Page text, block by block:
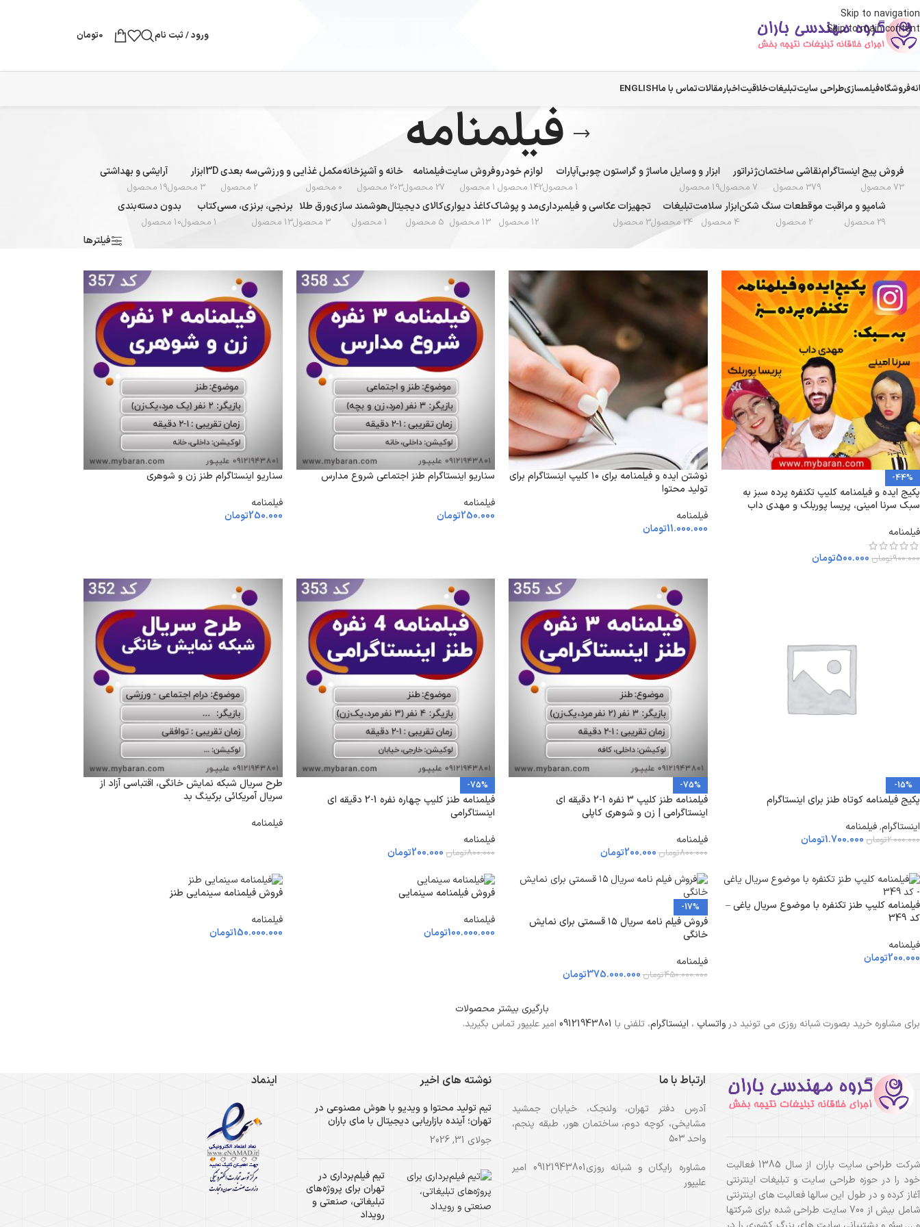
Skip to navigation
Skip to main content
ورود / ثبت نام 0تومان
فروشگاهفیلمسازیطراحی سایتتبلیغاتخلاقیتاخبارمقالاتتماس با ماENGLISH
فیلمنامه
فروش پیج اینستاگرام
73 محصول
نقاشی ساختمان
379 محصول
ژنراتور
7 محصول
ابزار و وسایل ماساژ و گراستون چوبی
19 محصول
آپارات
1 محصول
لوازم خودرو
142 محصول
فروش سایت
1 محصول
فیلمنامه
27 محصول
خانه و آشپزخانه
203 محصول
مکمل غذایی و ورزشی
0 محصول
سه بعدی 3D
2 محصول
ابزار
3 محصول
آرایشی و بهداشتی
19 محصول
شامپو و مراقبت مو
29 محصول
قطعات سنگ شکن
2 محصول
ابزار سلامت
4 محصول
تبلیغات
24 محصول
تجهیزات عکاسی و فیلمبرداری
3 محصول
مد و پوشاک
12 محصول
کاغذ دیواری
13 محصول
کالای دیجیتال
5 محصول
هوشمند سازی
1 محصول
ورق طلا
3 محصول
برنجی، برنزی، مسی
13 محصول
کتاب
1 محصول
بدون دسته‌بندی
10 محصول
فیلترها
-44%
پکیج ایده و فیلمنامه کلیپ تکنفره پرده سبز به
سبک سرنا امینی، پریسا پوربلک و مهدی داب
فیلمنامه
900.000تومان 500.000تومان
نوشتن ایده و فیلمنامه برای ۱۰ کلیپ اینستاگرام برای
تولید محتوا
فیلمنامه
11.000.000تومان
سناریو اینستاگرام طنز اجتماعی شروع مدارس
فیلمنامه
250.000تومان
سناریو اینستاگرام طنز زن و شوهری
فیلمنامه
250.000تومان
-15%
پکیج فیلمنامه کوتاه طنز برای اینستاگرام
اینستاگرام,فیلمنامه
2.000.000تومان 1.700.000تومان
-75%
فیلمنامه طنز کلیپ 3 نفره 1-2 دقیقه ای
اینستاگرامی | زن و شوهری کاپلی
فیلمنامه
800.000تومان200.000تومان
-75%
فیلمنامه طنز کلیپ چهاره نفره 1-2 دقیقه ای
اینستاگرامی
فیلمنامه
800.000تومان 200.000تومان
طرح سریال شبکه نمایش خانگی، اقتباسی آزاد از
سریال آمریکائی برکینگ بد
فیلمنامه
فیلمنامه کلیپ طنز تکنفره با موضوع سریال یاغی –
کد 349
فیلمنامه
200.000تومان
-17%
فروش فیلم نامه سریال ۱۵ قسمتی برای نمایش
خانگی
فیلمنامه
450.000.000تومان375.000.000تومان
فروش فیلمنامه سینمایی
فیلمنامه
100.000.000تومان
فروش فیلمنامه سینمایی طنز
فیلمنامه
150.000.000تومان
بارگیری بیشتر محصولات
برای مشاوره خرید بصورت شبانه روزی می تونید در واتساپ ، اینستاگرام، تلفنی با 09121943801 امیر علیپور تماس بگیرید.
شرکت طراحی سایت باران از سال 1385 فعالیت
خود را در حوزه طراحی سایت و تبلیغات اینترنتی
آغاز کرده و در طول این سالها فعالیت های اینترنتی
شامل بیش از 700 سایت طراحی شده برای شرکتها
ارتباط با ما
آدرس دفتر تهران، ولنجک، خیابان جمشید
مشایخی، کوچه دوم، ساختمان هور، طبقه پنجم،
واحد ۵۰۳
مشاوره رایگان و شبانه روزی09121943801 امیر
علیپور
نوشته های اخیر
تیم تولید محتوا و ویدیو با هوش مصنوعی در
تهران؛ آینده بازاریابی دیجیتال با مای باران
جولای 31, 2026
تیم فیلم‌برداری در
تهران برای پروژه‌های
تبلیغاتی، صنعتی و
رویداد
اینماد